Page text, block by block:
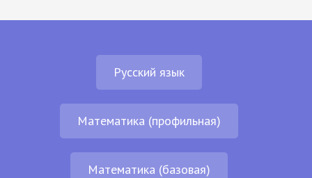
Русский язык
Математика (профильная)
Математика (базовая)